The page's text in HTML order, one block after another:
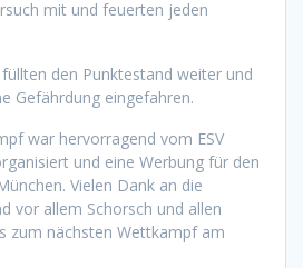
mit und feuerten jeden
den Punktestand weiter und
Gefährdung eingefahren.
war hervorragend vom ESV
und eine Werbung für den
Vielen Dank an die
vor allem Schorsch und allen
zum nächsten Wettkampf am